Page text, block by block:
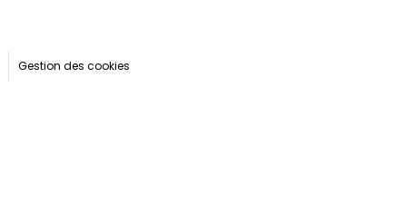
Gestion des cookies